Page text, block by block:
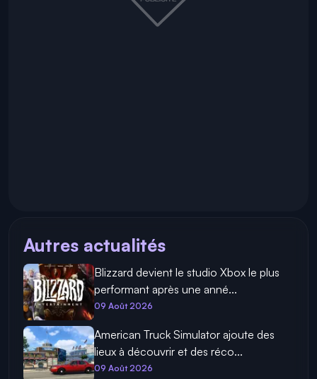
Autres actualités
Blizzard devient le studio Xbox le plus
performant après une anné...
09 Août 2026
American Truck Simulator ajoute des
lieux à découvrir et des réco...
09 Août 2026